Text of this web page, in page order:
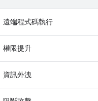
遠端程式碼執行
權限提升
資訊外洩